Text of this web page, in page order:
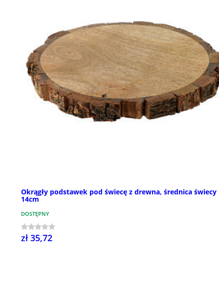
Okrągły podstawek pod świecę z drewna, średnica świecy
14cm
DOSTĘPNY
zł 35,72